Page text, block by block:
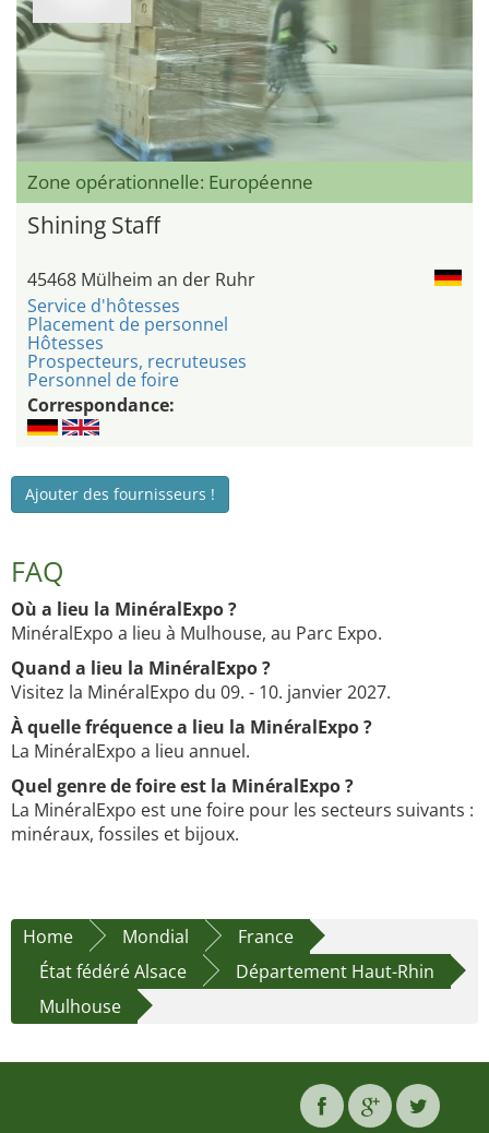
Zone opérationnelle: Européenne
Shining Staff
45468 Mülheim an der Ruhr
Service d'hôtesses
Placement de personnel
Hôtesses
Prospecteurs, recruteuses
Personnel de foire
Correspondance:
Ajouter des fournisseurs !
FAQ
Où a lieu la MinéralExpo ?
MinéralExpo a lieu à Mulhouse, au Parc Expo.
Quand a lieu la MinéralExpo ?
Visitez la MinéralExpo du 09. - 10. janvier 2027.
À quelle fréquence a lieu la MinéralExpo ?
La MinéralExpo a lieu annuel.
Quel genre de foire est la MinéralExpo ?
La MinéralExpo est une foire pour les secteurs suivants :
minéraux, fossiles et bijoux.
Home Mondial
France
État fédéré Alsace
Département Haut-Rhin
Mulhouse